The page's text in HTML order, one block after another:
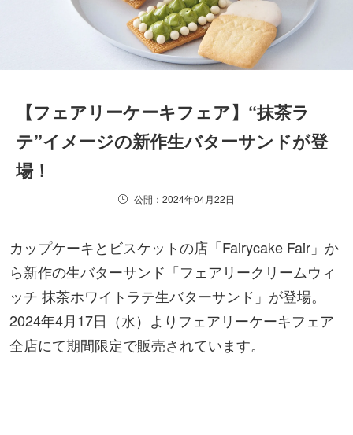
【フェアリーケーキフェア】“抹茶ラ
テ”イメージの新作生バターサンドが登
場！
公開：2024年04月22日
カップケーキとビスケットの店「Fairycake Fair」か
ら新作の生バターサンド「フェアリークリームウィ
ッチ 抹茶ホワイトラテ生バターサンド」が登場。
2024年4月17日（水）よりフェアリーケーキフェア
全店にて期間限定で販売されています。